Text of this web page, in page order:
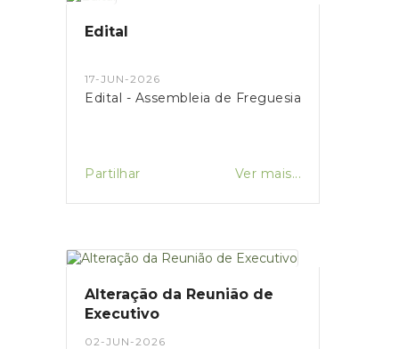
Edital
17-JUN-2026
Edital - Assembleia de Freguesia
Partilhar Ver mais...
Alteração da Reunião de
Executivo
02-JUN-2026